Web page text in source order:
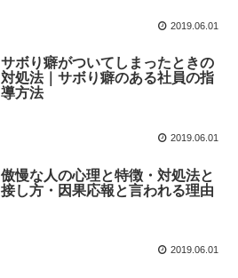
2019.06.01
サボり癖がついてしまったときの
対処法｜サボり癖のある社員の指
導方法
2019.06.01
傲慢な人の心理と特徴・対処法と
接し方・因果応報と言われる理由
2019.06.01